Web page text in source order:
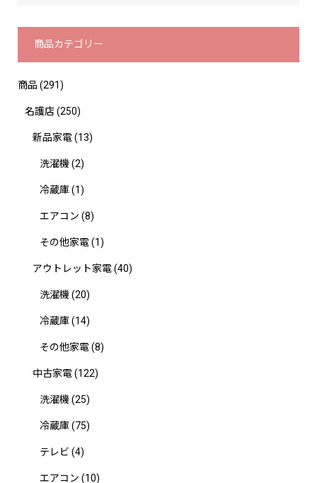
商品カテゴリー
商品 (291)
名護店(250)
新品家電(13)
洗濯機 (2)
冷蔵庫(1)
エアコン (8)
その他家電(1)
アウトレット家電(40)
洗濯機 (20)
冷蔵庫(14)
その他家電(8)
中古家電(122)
洗濯機 (25)
冷蔵庫(75)
テレビ (4)
エアコン (10)